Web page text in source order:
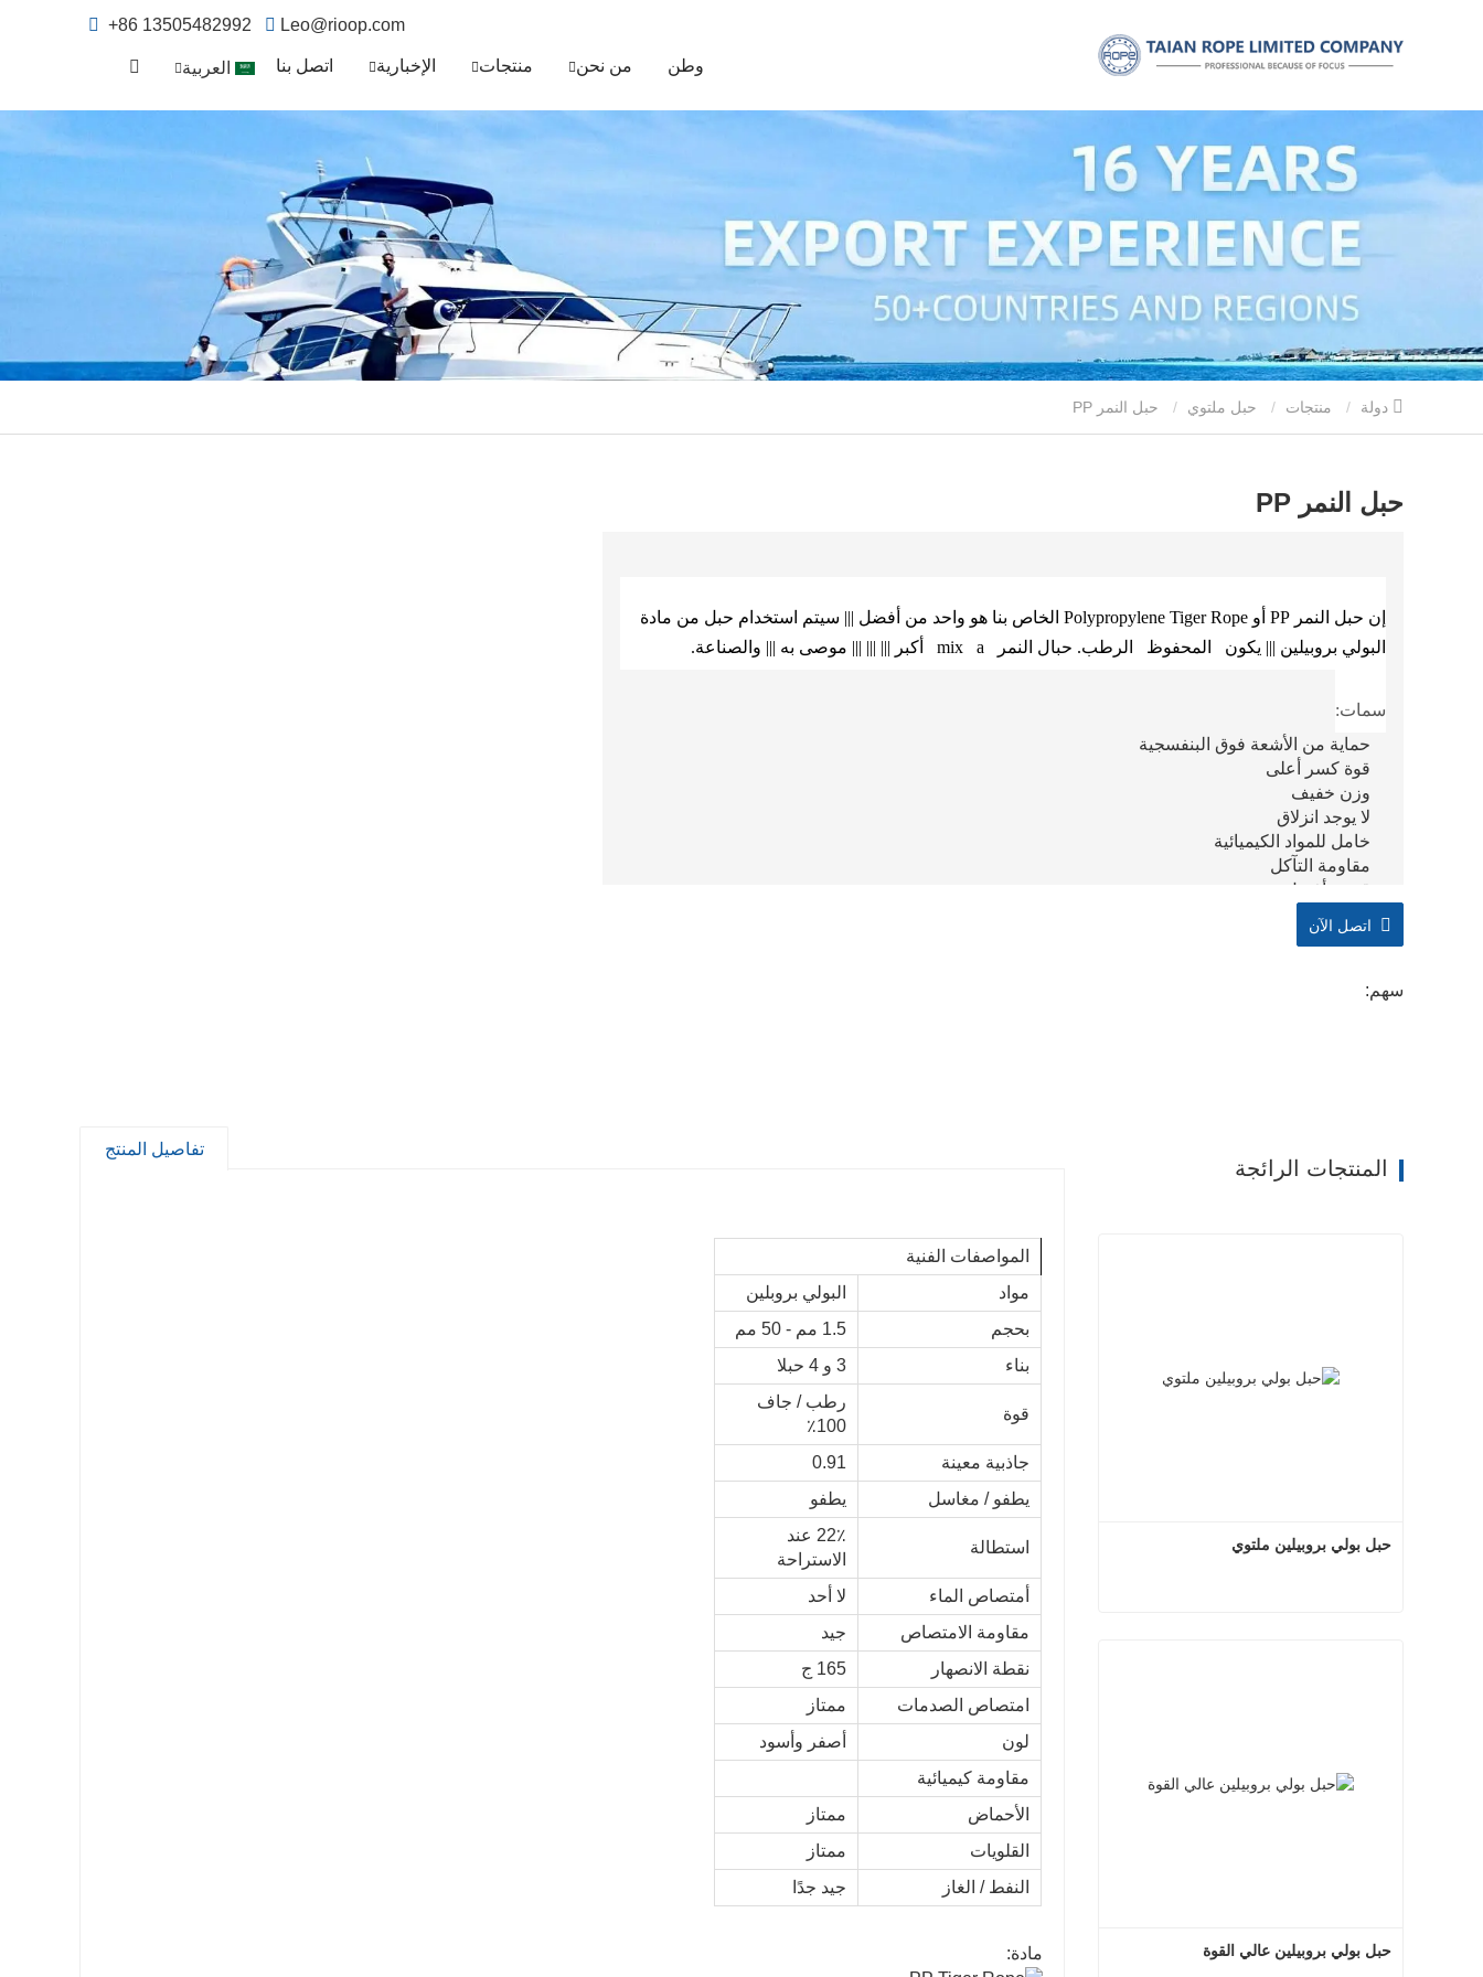
+86 13505482992 Leo@rioop.com
وطن من نحن منتجات الإخبارية اتصل بنا العربية
منتجات حبل ملتوي
حبل النمر PP
إن حبل النمر PP أو Polypropylene Tiger Rope الخاص بنا هو واحد من أفضل ||| سيتم استخدام حبل من مادة
البولي بروبيلين ||| يكون المحفوظ الرطب. حبال النمر mix a أكبر ||| ||| ||| موصى به ||| والصناعة.
سمات:
حماية من الأشعة فوق البنفسجية
قوة كسر أعلى
وزن خفيف
لا يوجد انزلاق
خامل للمواد الكيميائية
مقاومة التآكل
قبضة أفضل
استطالة طفيفة
دائم والأشعة فوق البنفسجية استقرت
متوازن تماما وخالي من عزم الدوران
اتصل الآن
سهم:
تفاصيل المنتج
المواصفات الفنية
مواد
البولي بروبلين
بحجم
1.5 مم - 50 مم
بناء
3 و 4 حبلا
قوة
رطب / جاف
100٪
جاذبية معينة
0.91
يطفو / مغاسل
يطفو
استطالة
22٪ عند
الاستراحة
أمتصاص الماء
لا أحد
مقاومة الامتصاص
جيد
نقطة الانصهار
165 ج
امتصاص الصدمات
ممتاز
لون
أصفر وأسود
مقاومة كيميائية
الأحماض
ممتاز
القلويات
ممتاز
النفط / الغاز
جيد جدًا
مادة:
المنتجات الرائجة
حبل بولي بروبيلين ملتوي
حبل بولي بروبيلين عالي القوة